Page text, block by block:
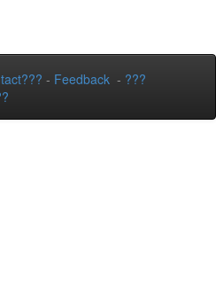
- Feedback - ???